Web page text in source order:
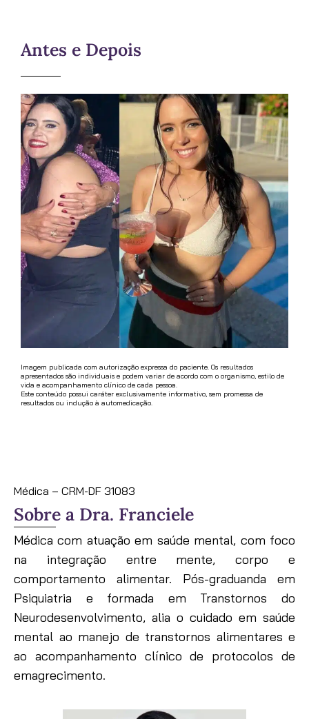
Antes e Depois
Imagem publicada com autorização expressa do paciente. Os resultados
apresentados são individuais e podem variar de acordo com o organismo, estilo de
vida e acompanhamento clínico de cada pessoa.
Este conteúdo possui caráter exclusivamente informativo, sem promessa de
resultados ou indução à automedicação.
Médica – CRM-DF 31083
Sobre a Dra. Franciele
Médica com atuação em saúde mental, com foco
na integração entre mente, corpo e
comportamento alimentar. Pós-graduanda em
Psiquiatria e formada em Transtornos do
Neurodesenvolvimento, alia o cuidado em saúde
mental ao manejo de transtornos alimentares e
ao acompanhamento clínico de protocolos de
emagrecimento.